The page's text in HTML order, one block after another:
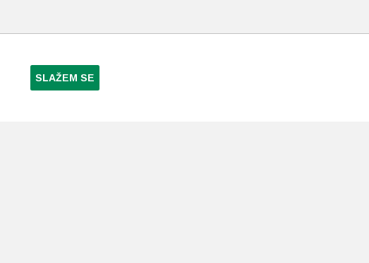
SLAŽEM SE